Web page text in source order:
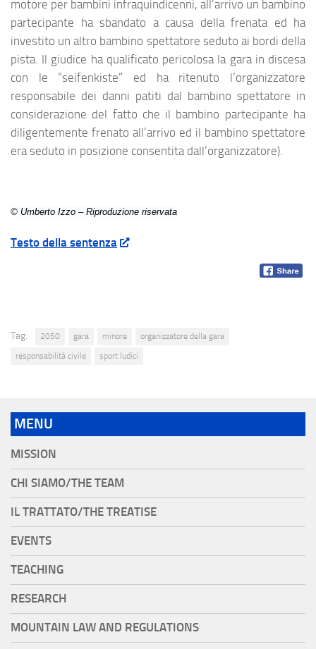
motore per bambini infraquindicenni, all’arrivo un bambino
partecipante ha sbandato a causa della frenata ed ha
investito un altro bambino spettatore seduto ai bordi della
pista. Il giudice ha qualificato pericolosa la gara in discesa
con le “seifenkiste” ed ha ritenuto l’organizzatore
responsabile dei danni patiti dal bambino spettatore in
considerazione del fatto che il bambino partecipante ha
diligentemente frenato all’arrivo ed il bambino spettatore
era seduto in posizione consentita dall’organizzatore)
© Umberto Izzo – Riproduzione riservata
Testo della sentenza
Tag: 2050 gara minore
organizzatore della gara
responsabilità civile
sport ludici
MENU
MISSION
CHI SIAMO/THE TEAM
IL TRATTATO/THE TREATISE
EVENTS
TEACHING
RESEARCH
MOUNTAIN LAW AND REGULATIONS